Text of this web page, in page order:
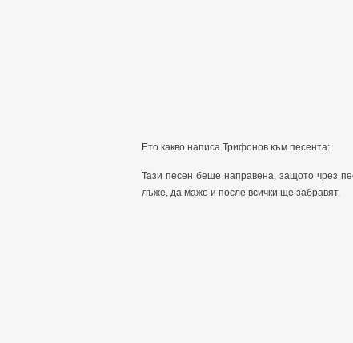
Ето какво написа Трифонов към песента:
Тази песен беше направена, защото чрез
лъже, да маже и после всички ще забравят.